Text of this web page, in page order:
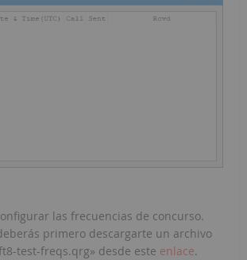
las frecuencias de concurso.
primero descargarte un archivo
test-freqs.qrg» desde este enlace.